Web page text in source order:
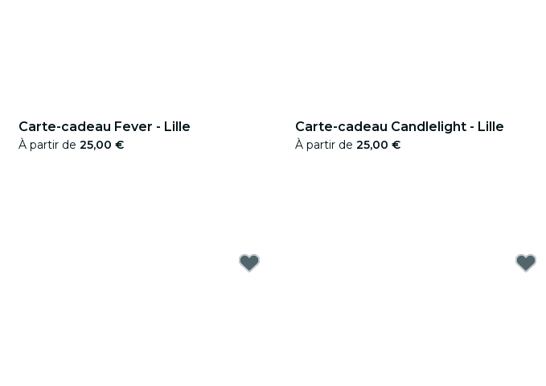
Carte-cadeau Fever - Lille
À partir de 25,00 €
Carte-cadeau Candlelight - Lille
À partir de 25,00 €